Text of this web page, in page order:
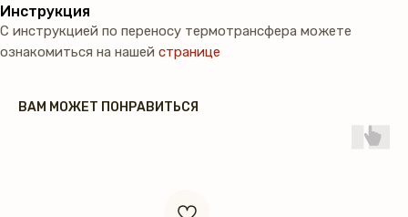
Инструкция
С инструкцией по переносу термотрансфера можете
ознакомиться на нашей странице
ВАМ МОЖЕТ ПОНРАВИТЬСЯ